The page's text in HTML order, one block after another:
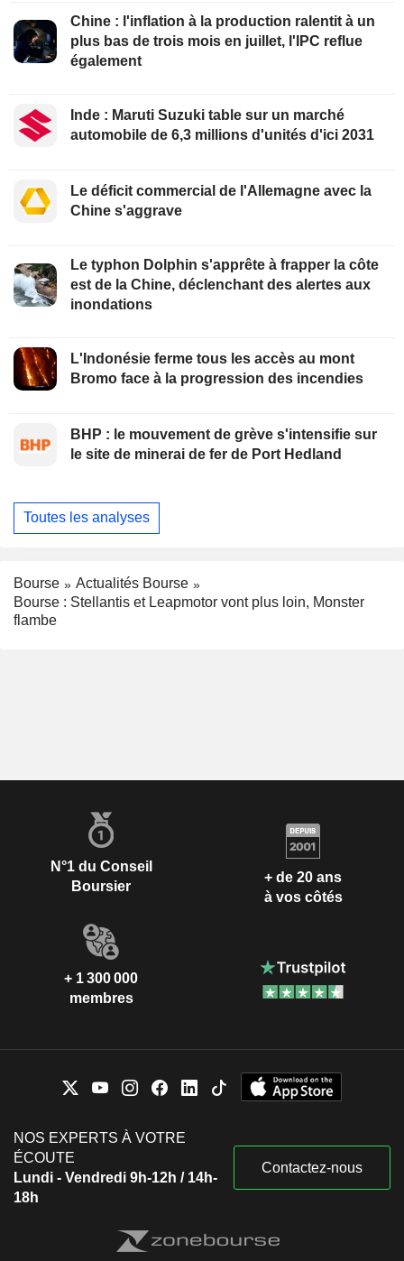
Chine : l'inflation à la production ralentit à un
plus bas de trois mois en juillet, l'IPC reflue
également
Inde : Maruti Suzuki table sur un marché
automobile de 6,3 millions d'unités d'ici 2031
Le déficit commercial de l'Allemagne avec la
Chine s'aggrave
Le typhon Dolphin s'apprête à frapper la côte
est de la Chine, déclenchant des alertes aux
inondations
L'Indonésie ferme tous les accès au mont
Bromo face à la progression des incendies
BHP : le mouvement de grève s'intensifie sur
le site de minerai de fer de Port Hedland
Toutes les analyses
Bourse
Actualités Bourse
Bourse : Stellantis et Leapmotor vont plus loin, Monster
flambe
N°1 du Conseil
Boursier
+ de 20 ans
à vos côtés
+ 1 300 000
membres
NOS EXPERTS À VOTRE
ÉCOUTE
Lundi - Vendredi 9h-12h / 14h-
18h
Contactez-nous